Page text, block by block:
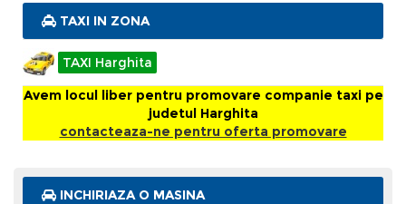
TAXI IN ZONA
TAXI Harghita
Avem locul liber pentru promovare companie taxi pe
judetul Harghita
contacteaza-ne pentru oferta promovare
INCHIRIAZA O MASINA